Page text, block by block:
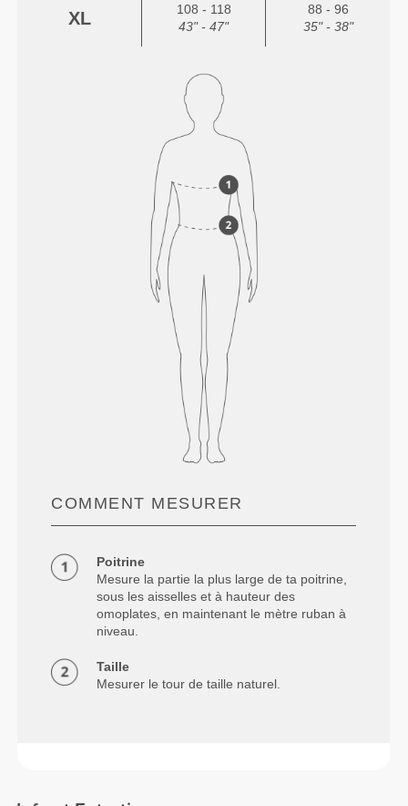
XL
108 - 118
43" - 47"
88 - 96
35" - 38"
COMMENT MESURER
Poitrine
Mesure la partie la plus large de ta poitrine,
sous les aisselles et à hauteur des
omoplates, en maintenant le mètre ruban à
niveau.
Taille
Mesurer le tour de taille naturel.